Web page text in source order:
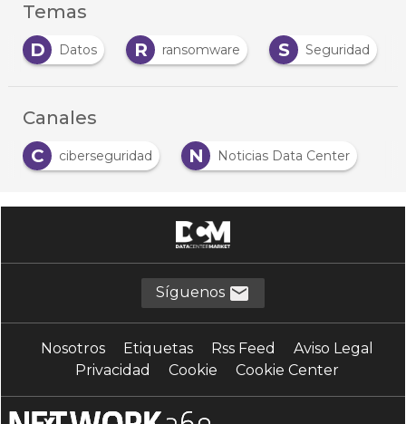
Temas
D
Datos R ransomware S Seguridad
Canales
C
ciberseguridad N Noticias Data Center
Síguenos
Nosotros Etiquetas Rss Feed
Aviso Legal
Privacidad
Cookie Cookie Center